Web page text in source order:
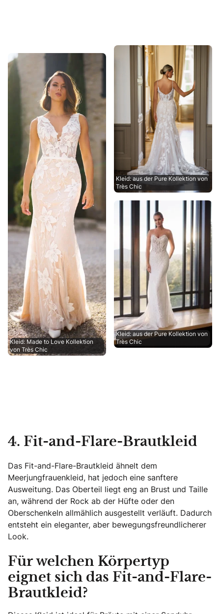
Kleid: Made to Love Kollektion
von Très Chic
Kleid: aus der Pure Kollektion von
Très Chic
Kleid: aus der Pure Kollektion von
Très Chic
4. Fit-and-Flare-Brautkleid
Das Fit-and-Flare-Brautkleid ähnelt dem
Meerjungfrauenkleid, hat jedoch eine sanftere
Ausweitung. Das Oberteil liegt eng an Brust und Taille
an, während der Rock ab der Hüfte oder den
Oberschenkeln allmählich ausgestellt verläuft. Dadurch
entsteht ein eleganter, aber bewegungsfreundlicherer
Look.
Für welchen Körpertyp
eignet sich das Fit-and-Flare-
Brautkleid?